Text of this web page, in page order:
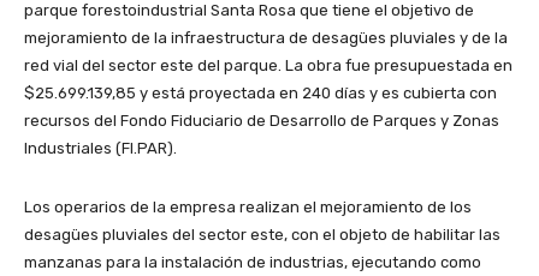
parque forestoindustrial Santa Rosa que tiene el objetivo de
mejoramiento de la infraestructura de desagües pluviales y de la
red vial del sector este del parque. La obra fue presupuestada en
$25.699.139,85 y está proyectada en 240 días y es cubierta con
recursos del Fondo Fiduciario de Desarrollo de Parques y Zonas
Industriales (FI.PAR).
Los operarios de la empresa realizan el mejoramiento de los
desagües pluviales del sector este, con el objeto de habilitar las
manzanas para la instalación de industrias, ejecutando como